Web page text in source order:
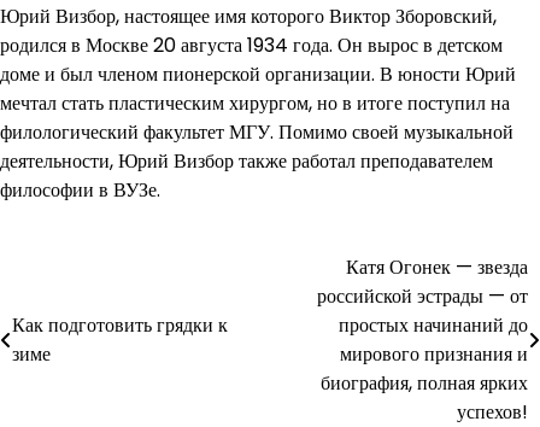
Юрий Визбор, настоящее имя которого Виктор Зборовский,
родился в Москве 20 августа 1934 года. Он вырос в детском
доме и был членом пионерской организации. В юности Юрий
мечтал стать пластическим хирургом, но в итоге поступил на
филологический факультет МГУ. Помимо своей музыкальной
деятельности, Юрий Визбор также работал преподавателем
философии в ВУЗе.
по
записям
Как подготовить грядки к
зиме
Катя Огонек — звезда
российской эстрады — от
простых начинаний до
мирового признания и
биография, полная ярких
успехов!